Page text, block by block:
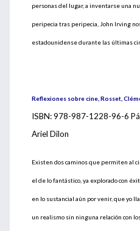
personas del lugar, a inventarse una
peripecia tras peripecia, John Irving
estadounidense durante las últimas
Reflexiones sobre cine, Rosset,
ISBN: 978-987-1228-96-6
Ariel Dilon
Existen dos caminos que permiten al
el de lo fantástico, ya explorado con
en lo sustancial aún por venir, que yo
un realismo sin ninguna relación con